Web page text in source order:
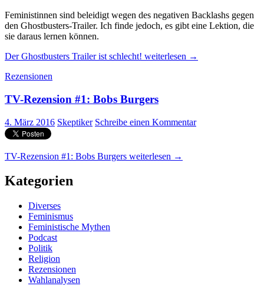
Feministinnen sind beleidigt wegen des negativen Backlashs gegen
den Ghostbusters-Trailer. Ich finde jedoch, es gibt eine Lektion, die
sie daraus lernen können.
Der Ghostbusters Trailer ist schlecht! weiterlesen →
Rezensionen
TV-Rezension #1: Bobs Burgers
4. März 2016 Skeptiker Schreibe einen Kommentar
TV-Rezension #1: Bobs Burgers weiterlesen →
Kategorien
Diverses
Feminismus
Feministische Mythen
Podcast
Politik
Religion
Rezensionen
Wahlanalysen